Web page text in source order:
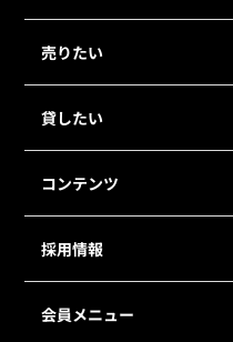
売りたい
貸したい
コンテンツ
採用情報
会員メニュー